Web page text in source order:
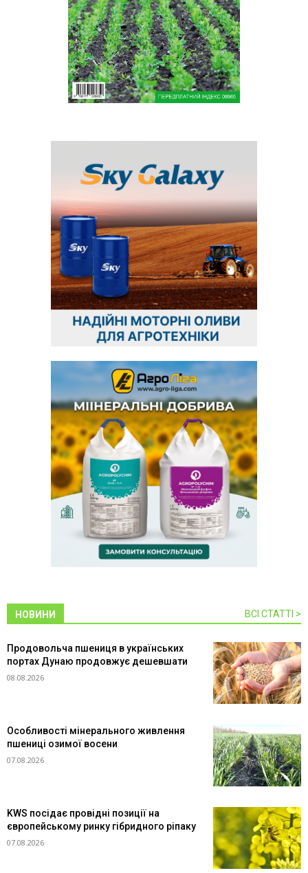
НОВИНИ ВСІ СТАТТІ >
Продовольча пшениця в українських
портах Дунаю продовжує дешевшати
08.08.2026
Особливості мінерального живлення
пшениці озимої восени
07.08.2026
KWS посідає провідні позиції на
європейському ринку гібридного ріпаку
07.08.2026